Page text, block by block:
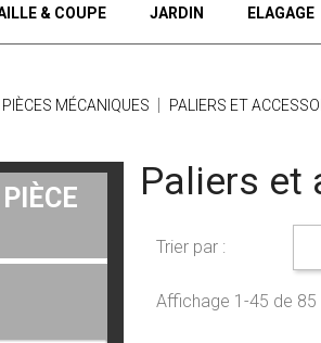
& COUPE JARDIN ELAGAGE
PIÈCES MÉCANIQUES PALIERS ET
Paliers et
Trier par :
Affichage 1-45 de 85